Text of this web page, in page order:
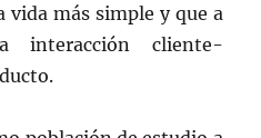
vida más simple y que a
interacción cliente-